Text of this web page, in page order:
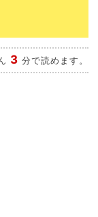
3 分で読めます。